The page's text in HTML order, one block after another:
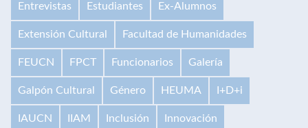
Entrevistas Estudiantes Ex-Alumnos
Extensión Cultural Facultad de Humanidades
FEUCN FPCT Funcionarios Galería
Galpón Cultural Género HEUMA I+D+i
IAUCN IIAM Inclusión Innovación